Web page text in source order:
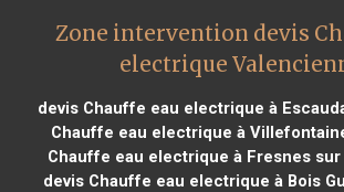
Zone intervention devis
electrique
devis Chauffe eau electrique à
Chauffe eau electrique à
Chauffe eau electrique à Fresnes sur
devis Chauffe eau electrique à Bois